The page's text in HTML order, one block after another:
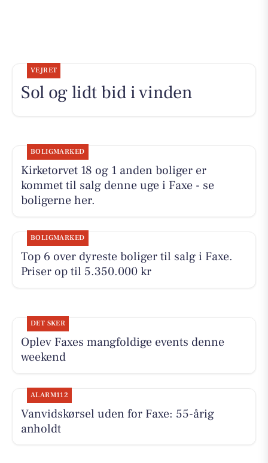
VEJRET
Sol og lidt bid i vinden
BOLIGMARKED
Kirketorvet 18 og 1 anden boliger er
kommet til salg denne uge i Faxe - se
boligerne her.
BOLIGMARKED
Top 6 over dyreste boliger til salg i Faxe.
Priser op til 5.350.000 kr
DET SKER
Oplev Faxes mangfoldige events denne
weekend
ALARM112
Vanvidskørsel uden for Faxe: 55-årig
anholdt